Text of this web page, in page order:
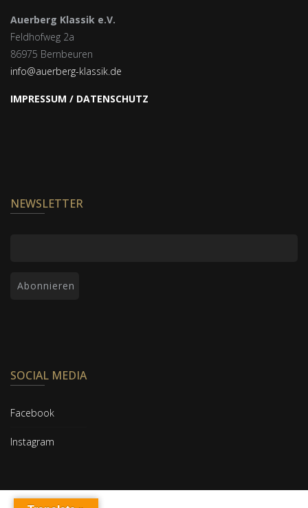
Auerberg Klassik e.V.
Feldhofweg 2a
86975 Bernbeuren
info@auerberg-klassik.de
IMPRESSUM / DATENSCHUTZ
NEWSLETTER
SOCIAL MEDIA
Facebook
Instagram